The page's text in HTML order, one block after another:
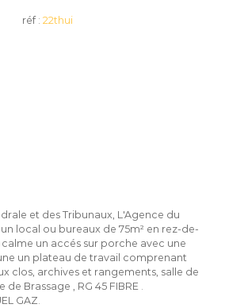
réf : 22thui
et des Tribunaux, L'Agence du
local ou bureaux de 75m² en rez-de-
calme un accés sur porche avec une
un plateau de travail comprenant
clos, archives et rangements, salle de
de Brassage , RG 45 FIBRE .
GAZ.